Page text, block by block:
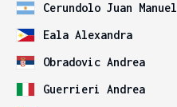
Cerundolo Juan Manuel
Eala Alexandra
Obradovic Andrea
Guerrieri Andrea